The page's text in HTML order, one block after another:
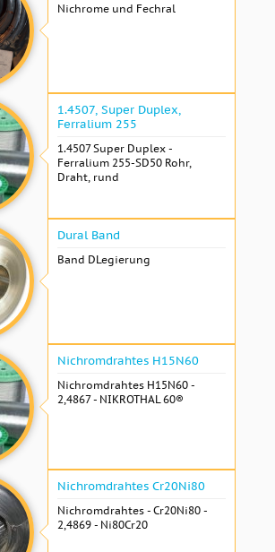
Nichrome und Fechral
1.4507, Super Duplex,
Ferralium 255
1.4507 Super Duplex -
Ferralium 255-SD50 Rohr,
Draht, rund
Dural Band
Band DLegierung
Nichromdrahtes H15N60
Nichromdrahtes H15N60 -
2,4867 - NIKROTHAL 60®
Nichromdrahtes Cr20Ni80
Nichromdrahtes - Cr20Ni80 -
2,4869 - Ni80Cr20